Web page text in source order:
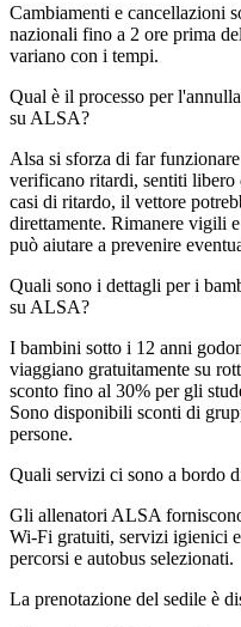
Cambiamenti e cancellazioni
nazionali fino a 2 ore prima
variano con i tempi.
Qual è il processo per
su ALSA?
Alsa si sforza di far
verificano ritardi, sentiti libero
casi di ritardo, il vettore
direttamente. Rimanere vigili
può aiutare a prevenire
Quali sono i dettagli per i
su ALSA?
I bambini sotto i 12 anni
viaggiano gratuitamente su
sconto fino al 30% per gli
Sono disponibili sconti di
persone.
Quali servizi ci sono a bordo
Gli allenatori ALSA
Wi-Fi gratuiti, servizi igienici
percorsi e autobus selezionati.
La prenotazione del sedile è